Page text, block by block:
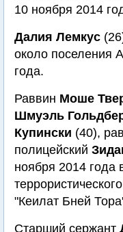
10 ноября 2014
Далия Лемкус
около поселения
года.
Раввин Моше
Шмуэль
Купински (40),
полицейский
ноября 2014 года
"Кеилат Бней
Старший сержант